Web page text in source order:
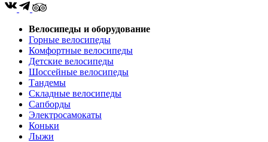
Велосипеды и оборудование
Горные велосипеды
Комфортные велосипеды
Детские велосипеды
Шоссейные велосипеды
Тандемы
Складные велосипеды
Сапборды
Электросамокаты
Коньки
Лыжи